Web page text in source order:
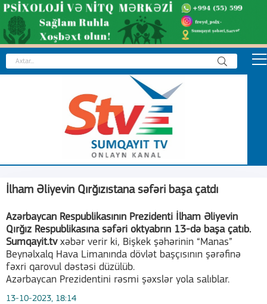
İlham Əliyevin Qırğızıstana səfəri başa çatdı
Azərbaycan Respublikasının Prezidenti İlham Əliyevin
Qırğız Respublikasına səfəri oktyabrın 13-də başa çatıb.
Sumqayit.tv xəbər verir ki, Bişkek şəhərinin “Manas”
Beynəlxalq Hava Limanında dövlət başçısının şərəfinə
fəxri qarovul dəstəsi düzülüb.
Azərbaycan Prezidentini rəsmi şəxslər yola salıblar.
13-10-2023, 18:14